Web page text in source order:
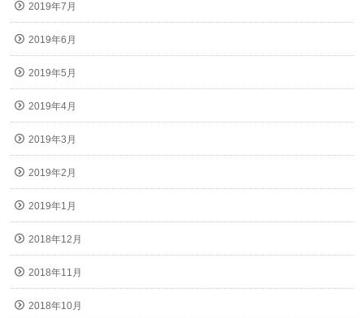
2019年7月
2019年6月
2019年5月
2019年4月
2019年3月
2019年2月
2019年1月
2018年12月
2018年11月
2018年10月